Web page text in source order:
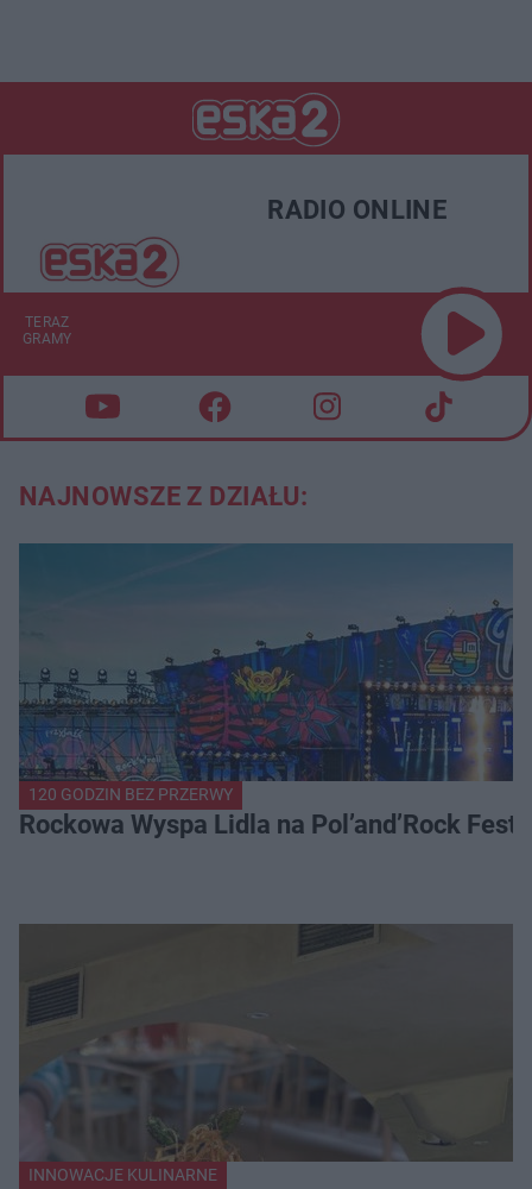
RADIO ONLINE
TERAZ
GRAMY
NAJNOWSZE Z DZIAŁU:
120 GODZIN BEZ PRZERWY
Rockowa Wyspa Lidla na Pol’and’Rock
INNOWACJE KULINARNE